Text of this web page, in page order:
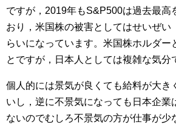
ですが，2019年もS&P500は過去最高
おり，米国株の被害としてはせいぜい
らいになっています。米国株ホルダー
とですが，日本人としては複雑な気分
個人的には景気が良くても給料が大き
いし，逆に不景気になっても日本企業
ないのでむしろ不景気の方が仕事が少